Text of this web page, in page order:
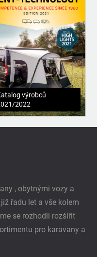
výrobců
2022
, obytnými vozy a
řadu let a vše kolem
se rozhodli rozšířit
pro karavany a